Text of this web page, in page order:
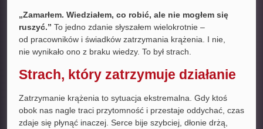
„Zamarłem. Wiedziałem, co robić, ale nie mogłem się
ruszyć.” To jedno zdanie słyszałem wielokrotnie –
od pracowników i świadków zatrzymania krążenia. I nie,
nie wynikało ono z braku wiedzy. To był strach.
Strach, który zatrzymuje działanie
Zatrzymanie krążenia to sytuacja ekstremalna. Gdy ktoś
obok nas nagle traci przytomność i przestaje oddychać, czas
zdaje się płynąć inaczej. Serce bije szybciej, dłonie drżą,